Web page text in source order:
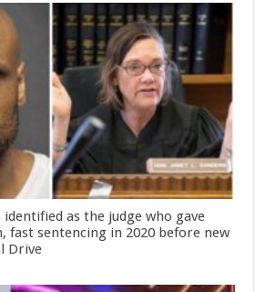
identified as the judge who gave
fast sentencing in 2020 before new
Drive